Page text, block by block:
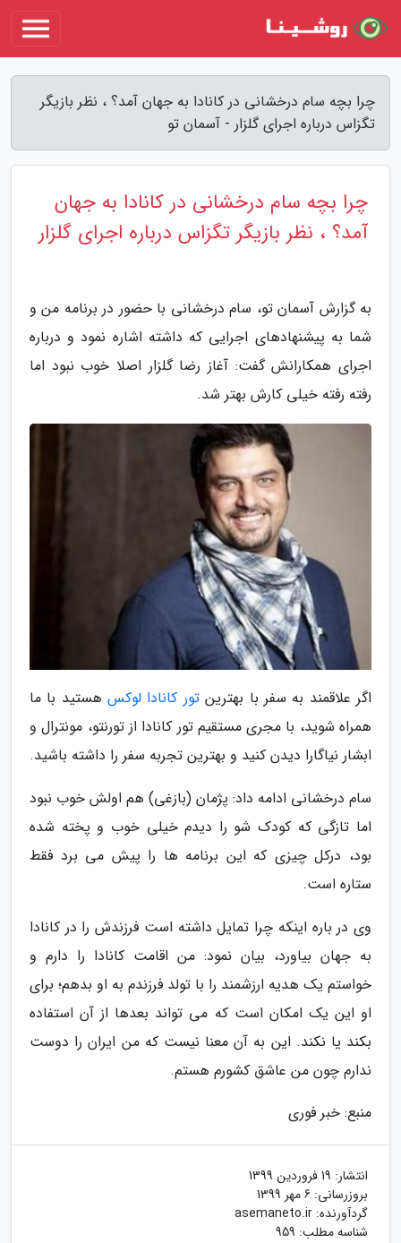
چرا بچه سام درخشانی در کانادا به جهان آمد؟ ، نظر بازیگر
تگزاس درباره اجرای گلزار - آسمان تو
چرا بچه سام درخشانی در کانادا به جهان
آمد؟ ، نظر بازیگر تگزاس درباره اجرای گلزار
به گزارش آسمان تو، سام درخشانی با حضور در برنامه من و
شما به پیشنهادهای اجرایی که داشته اشاره نمود و درباره
اجرای همکارانش گفت: آغاز رضا گلزار اصلا خوب نبود اما
رفته رفته خیلی کارش بهتر شد.
اگر علاقمند به سفر با بهترینتور کانادا لوکسهستید با ما
همراه شوید، با مجری مستقیم تور کانادا از تورنتو، مونترال و
ابشار نیاگارا دیدن کنید و بهترین تجربه سفر را داشته باشید.
سام درخشانی ادامه داد: پژمان (بازغی) هم اولش خوب نبود
اما تازگی که کودک شو را دیدم خیلی خوب و پخته شده
بود، درکل چیزی که این برنامه ها را پیش می برد فقط
ستاره است.
وی در باره اینکه چرا تمایل داشته است فرزندش را در کانادا
به جهان بیاورد، بیان نمود: من اقامت کانادا را دارم و
خواستم یک هدیه ارزشمند را با تولد فرزندم به او بدهم؛ برای
او این یک امکان است که می تواند بعدها از آن استفاده
بکند یا نکند. این به آن معنا نیست که من ایران را دوست
ندارم چون من عاشق کشورم هستم.
منبع: خبر فوری
انتشار: 19 فروردین 1399
بروزرسانی: 6 مهر 1399
گردآورنده: asemaneto.ir
شناسه مطلب: 959